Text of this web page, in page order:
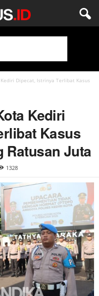
Dipecat, Istrinya Terlibat Kasus
Kediri
Kasus
Ratusan Juta
1328